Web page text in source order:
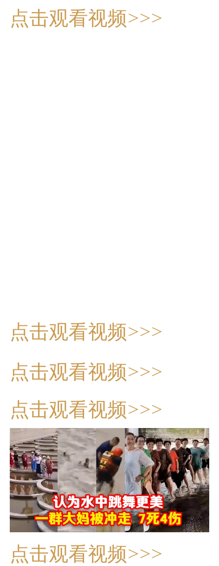
点击观看视频>>>
点击观看视频>>>
点击观看视频>>>
点击观看视频>>>
点击观看视频>>>